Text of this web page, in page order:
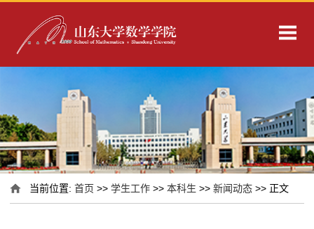
当前位置:首页 >>学生工作 >>本科生 >>新闻动态 >> 正文